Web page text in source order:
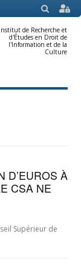
SEARCH
Institut de Recherche et
d'Études en Droit de
l'Information et de la
Culture
D’EUROS À
CSA NE
Supérieur de